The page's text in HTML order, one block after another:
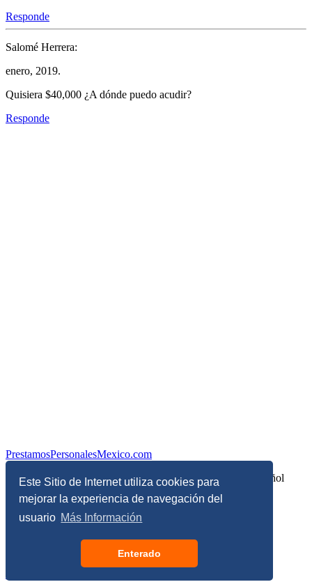
Este Sitio de Internet utiliza cookies para
mejorar la experiencia de navegación del
usuario Más Información
Enterado
Responde
Salomé Herrera:
enero, 2019.
Quisiera $40,000 ¿A dónde puedo acudir?
Responde
PrestamosPersonalesMexico.com
Información sobre Finanzas Personales y Economía en Español
© Copyright 2017 - 2026 - Todos los derechos reservados
Términos, Condiciones y Políticas de Privacidad